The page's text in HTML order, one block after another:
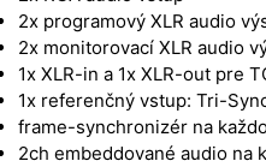
2x programový XLR audio
2x monitorovací XLR audio
1x XLR-in a 1x XLR-out pre
1x referenčný vstup: Tri-
frame-synchronizér na
2ch embeddované audio na